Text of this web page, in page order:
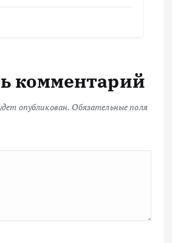
комментарий
опубликован. Обязательные поля